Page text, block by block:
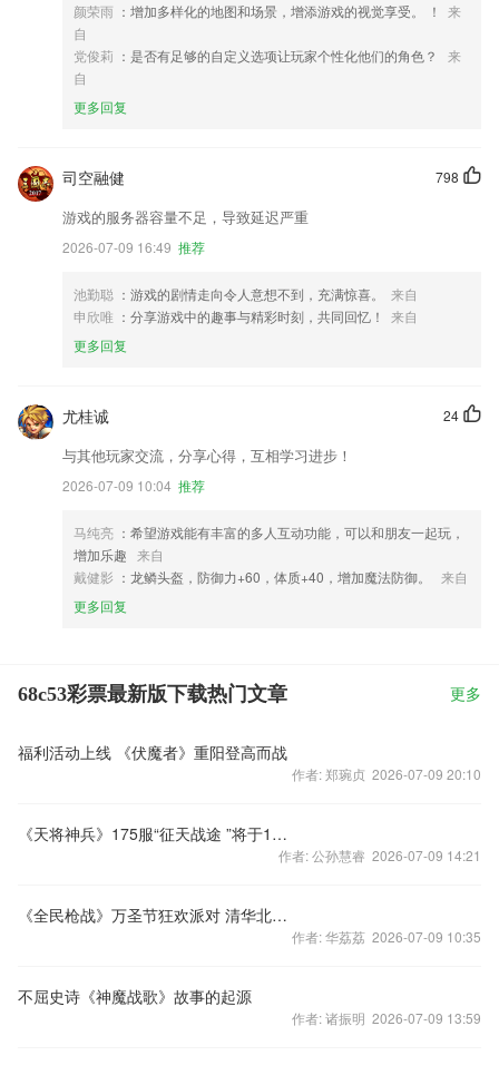
颜荣雨 ：增加多样化的地图和场景，增添游戏的视觉享受。 ！
来
自
党俊莉 ：是否有足够的自定义选项让玩家个性化他们的角色？
来
自
更多回复
798
司空融健
游戏的服务器容量不足，导致延迟严重
2026-07-09 16:49 推荐
池勤聪 ：游戏的剧情走向令人意想不到，充满惊喜。
来自
申欣唯 ：分享游戏中的趣事与精彩时刻，共同回忆！
来自
更多回复
24
尤桂诚
与其他玩家交流，分享心得，互相学习进步！
2026-07-09 10:04 推荐
马纯亮 ：希望游戏能有丰富的多人互动功能，可以和朋友一起玩，
增加乐趣 来自
戴健影 ：龙鳞头盔，防御力+60，体质+40，增加魔法防御。
来自
更多回复
68c53彩票最新版下载热门文章 更多
福利活动上线 《伏魔者》重阳登高而战
作者: 郑琬贞 2026-07-09 20:10
《天将神兵》175服“征天战途 ”将于10月21日11:00
作者: 公孙慧睿 2026-07-09 14:21
《全民枪战》万圣节狂欢派对 清华北大PK赛今日打响
作者: 华荔荔 2026-07-09 10:35
不屈史诗《神魔战歌》故事的起源
作者: 诸振明 2026-07-09 13:59